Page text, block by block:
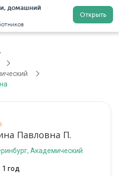
домашний
Открыть
Регистрация
Павловна П.
Академический
1 год